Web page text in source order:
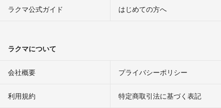
ラクマ公式ガイド はじめての方へ
ラクマについて
会社概要 プライバシーポリシー
利用規約 特定商取引法に基づく表記